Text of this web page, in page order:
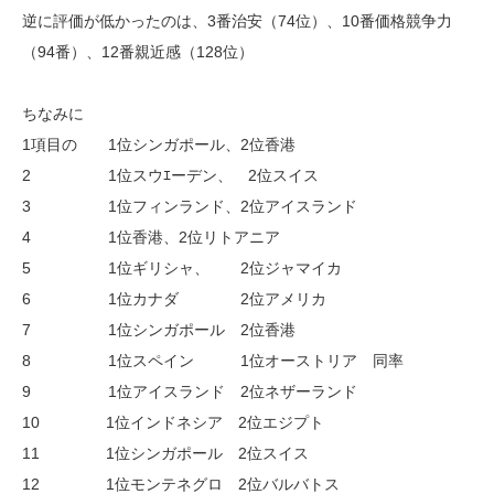
逆に評価が低かったのは、3番治安（74位）、10番価格競争力
（94番）、12番親近感（128位）
ちなみに
1項目の 1位シンガポール、2位香港
2 1位スウｴーデン、 2位スイス
3 1位フィンランド、2位アイスランド
4 1位香港、2位リトアニア
5 1位ギリシャ、 2位ジャマイカ
6 1位カナダ 2位アメリカ
7 1位シンガポール 2位香港
8 1位スペイン 1位オーストリア 同率
9 1位アイスランド 2位ネザーランド
10 1位インドネシア 2位エジプト
11 1位シンガポール 2位スイス
12 1位モンテネグロ 2位バルバトス